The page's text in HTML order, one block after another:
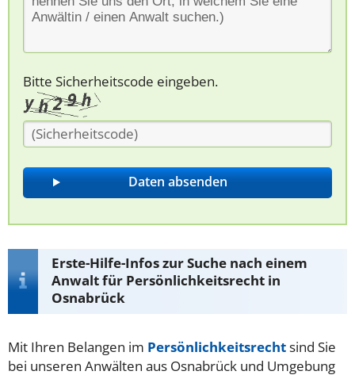
Bitte Sicherheitscode eingeben.
Erste-Hilfe-Infos zur Suche nach einem
Anwalt für Persönlichkeitsrecht in
Osnabrück
Mit Ihren Belangen im Persönlichkeitsrechtsind Sie
bei unseren Anwälten aus Osnabrück und Umgebung